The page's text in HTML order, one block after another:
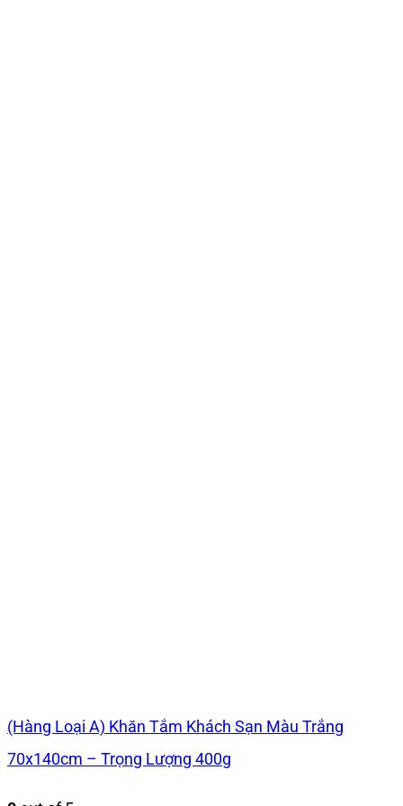
(Hàng Loại A) Khăn Tắm Khách Sạn Màu Trắng
70x140cm – Trọng Lượng 400g